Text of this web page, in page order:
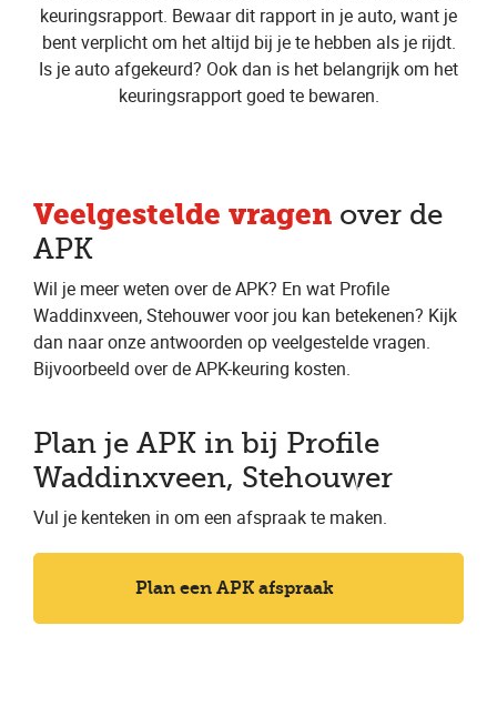
keuringsrapport. Bewaar dit rapport in je auto, want je
bent verplicht om het altijd bij je te hebben als je rijdt.
Is je auto afgekeurd? Ook dan is het belangrijk om het
keuringsrapport goed te bewaren.
Veelgestelde vragen over de
APK
Wil je meer weten over de APK? En wat Profile
Waddinxveen, Stehouwer voor jou kan betekenen? Kijk
dan naar onze antwoorden op veelgestelde vragen.
Bijvoorbeeld over de APK-keuring kosten.
Plan je APK in bij Profile
Waddinxveen, Stehouwer
Vul je kenteken in om een afspraak te maken.
Plan een APK afspraak